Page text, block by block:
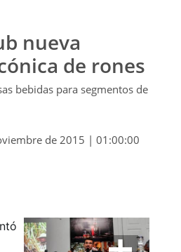
nueva
de rones
bebidas para segmentos de
de 2015 | 01:00:00